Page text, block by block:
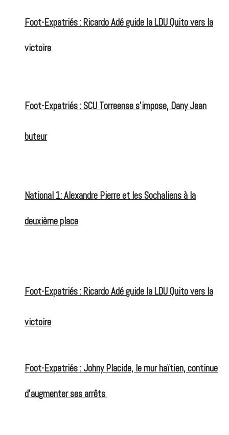
Foot-Expatriés : SCU Torreense s’impose, Dany Jean
buteur
Foot-Expatriés : Ricardo Adé guide la LDU Quito vers la
victoire
Foot-Expatriés : Ricardo Adé guide la LDU Quito vers la
victoire
National 1: Alexandre Pierre et les Sochaliens à la
deuxième place
Foot-Expatriés : Johny Placide, le mur haïtien, continue
d’augmenter ses arrêts